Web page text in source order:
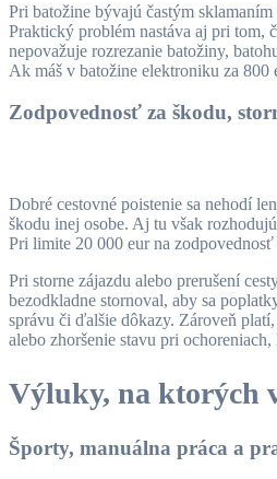
Pri batožine bývajú častým
Praktický problém nastáva aj pri tom,
nepovažuje rozrezanie batožiny,
Ak máš v batožine elektroniku za
Zodpovednosť za škodu,
Dobré cestovné poistenie sa nehodí
škodu inej osobe. Aj tu však
Pri limite 20 000 eur na
Pri storne zájazdu alebo prerušení
bezodkladne stornoval, aby sa
správu či ďalšie dôkazy. Zároveň
alebo zhoršenie stavu pri
Výluky, na ktorých
Športy, manuálna práca a